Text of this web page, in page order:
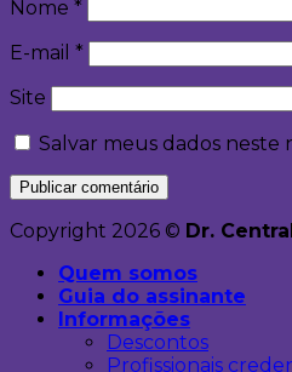
Nome *
E-mail *
Site
Salvar meus dados
Copyright 2026 © Dr.
Quem somos
Guia do assinante
Informações
Descontos
Profissionais